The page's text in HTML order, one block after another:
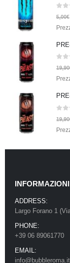
5,00€
19,90
19,90
ADDRESS:
Largo Forano 1
PHONE:
+39 06 89061770
EMAIL:
info@bubbleroma.it